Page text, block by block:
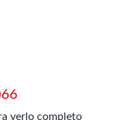
verlo completo